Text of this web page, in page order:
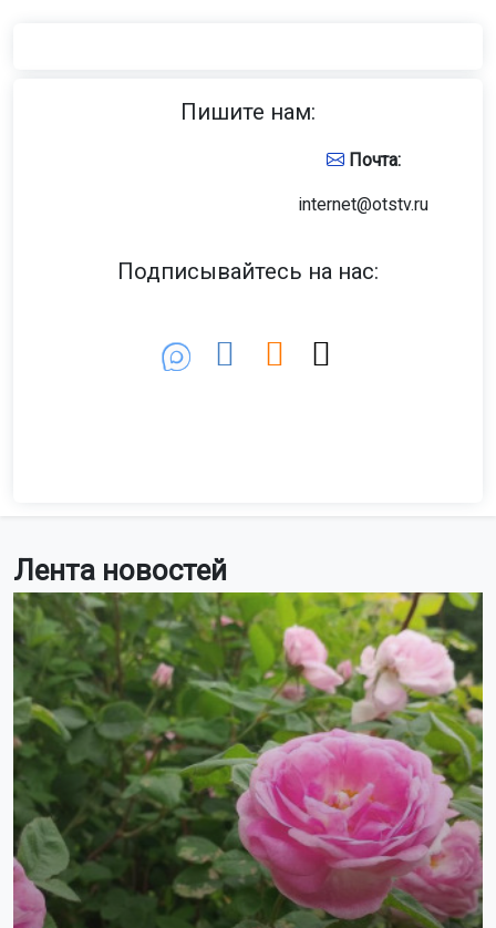
Лента новостей
Пишите нам:
Почта:
internet@otstv.ru
Подписывайтесь на нас: